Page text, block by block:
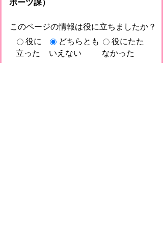
ポーツ課）
このページの情報は役に立ちましたか？
役に
立った
どちらとも
いえない
役にたた
なかった